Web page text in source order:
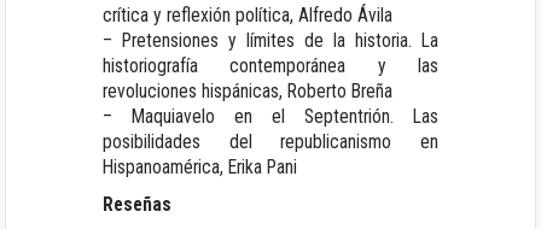
crítica y reflexión política, Alfredo Ávila
– Pretensiones y límites de la historia. La
historiografía contemporánea y las
revoluciones hispánicas, Roberto Breña
– Maquiavelo en el Septentrión. Las
posibilidades del republicanismo en
Hispanoamérica, Erika Pani
Reseñas